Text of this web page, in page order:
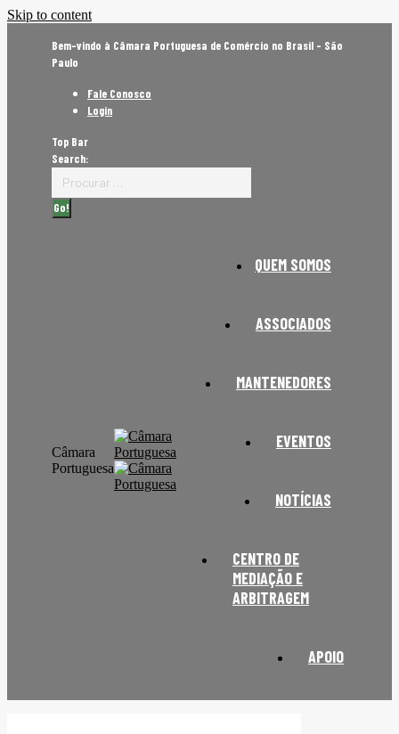
Skip to content
Bem-vindo à Câmara Portuguesa de Comércio no Brasil - São
Paulo
Fale Conosco
Login
Top Bar
Search:
Câmara
Portuguesa
QUEM SOMOS
ASSOCIADOS
MANTENEDORES
EVENTOS
NOTÍCIAS
CENTRO DE
MEDIAÇÃO E
ARBITRAGEM
APOIO